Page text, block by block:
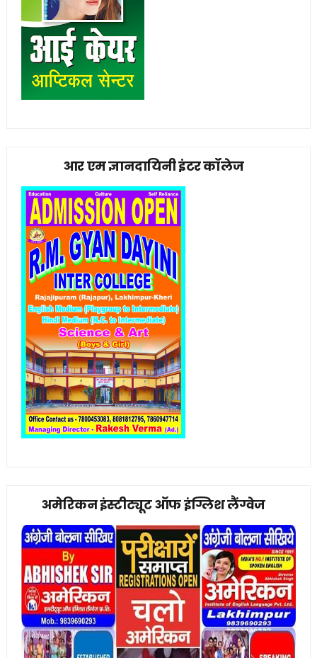
आर एम ज्ञानदायिनी इंटर कॉलेज
अमेरिकन इंस्टीट्यूट ऑफ इंग्लिश लैंग्वेज